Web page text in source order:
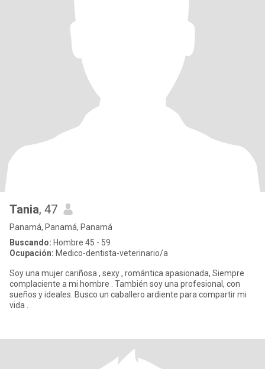
Tania, 47
Panamá, Panamá, Panamá
Buscando: Hombre 45 - 59
Ocupación: Medico-dentista-veterinario/a
Soy una mujer cariñosa , sexy , romántica apasionada, Siempre
complaciente a mi hombre . También soy una profesional, con
sueños y ideales. Busco un caballero ardiente para compartir mi
vida .